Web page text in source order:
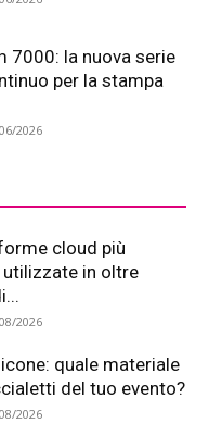
7000: la nuova serie
per la stampa
2026
cloud più
in oltre
2026
quale materiale
del tuo evento?
2026